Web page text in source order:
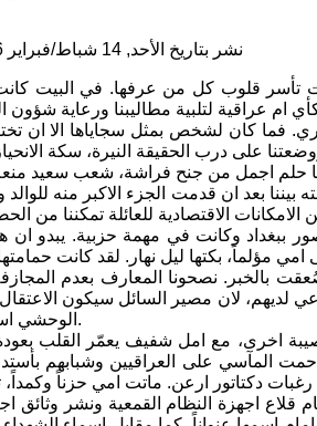
نشر بتاريخ الأحد, 14 شباط/فبراير 2016 12:48
تأسر قلوب كل من عرفها. في البيت
فما كان لشخص بمثل سجاياها الا ان
بعد ان قدمت الجزء الاكبر منه للوالد
المنصور ببغداد وكانت في مهمة حزبية. يبدو
بالخبر. نصحونا المعارف بعدم
لديهم، لان مصير السائل سيكون
الوحشي اسوة بمن يسأل عنه.
اخرى، مع امل شفيف يعمّر القلب
المآسي على العراقيين وشبابهم
من خوفه ليقوم بأقتحام قلاع اجهزة النظام القمعية